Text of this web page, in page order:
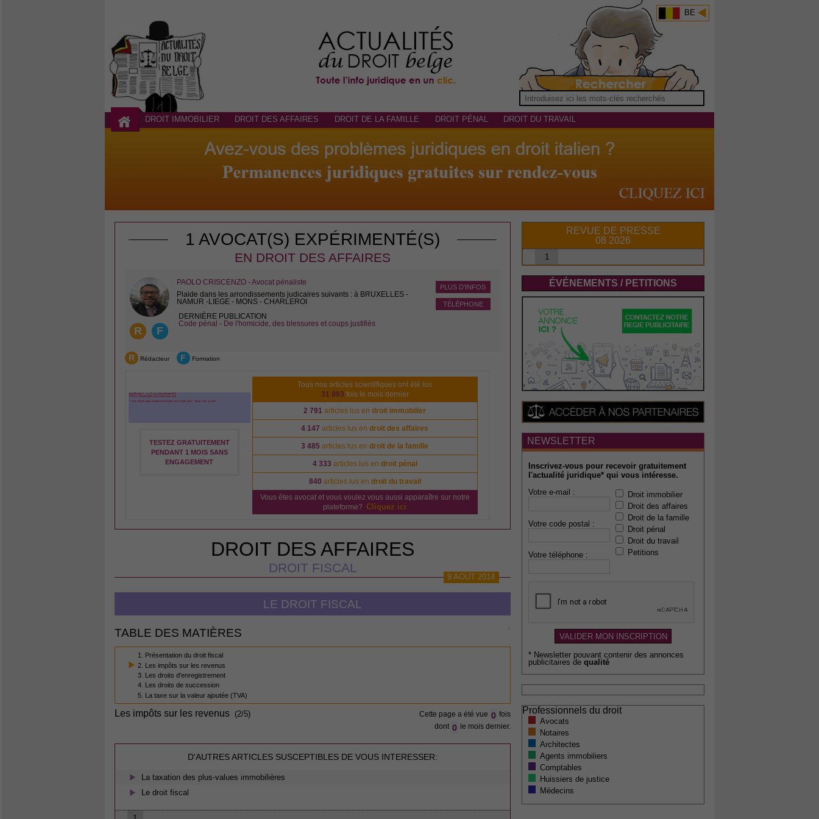
BE
DROIT IMMOBILIER DROIT DES AFFAIRES DROIT DE LA FAMILLE DROIT PÉNAL DROIT DU TRAVAIL
1 AVOCAT(S) EXPÉRIMENTÉ(S)
EN DROIT DES AFFAIRES
R F
PLUS D'INFOS
TÉLÉPHONE
PAOLO CRISCENZO - Avocat pénaliste
Plaide dans les arrondissements judicaires suivants : à BRUXELLES -
NAMUR -LIEGE - MONS - CHARLEROI
DERNIÈRE PUBLICATION
Code pénal - De l'homicide, des blessures et coups justifiés
R Rédacteur F Formation
TESTEZ GRATUITEMENT
PENDANT 1 MOIS SANS
ENGAGEMENT
Tous nos articles scientifiques ont été lus
31 993 fois le mois dernier
2 791 articles lus endroit immobilier
4 147 articles lus endroit des affaires
3 485 articles lus endroit de la famille
4 333 articles lus en droit pénal
840 articles lus en droit du travail
Vous êtes avocat et vous voulez vous aussi apparaître sur notre
plateforme? Cliquez ici
DROIT DES AFFAIRES
DROIT FISCAL
9 AOUT 2014
LE DROIT FISCAL
TABLE DES MATIÈRES
1. Présentation du droit fiscal
2. Les impôts sur les revenus
3. Les droits d'enregistrement
4. Les droits de succession
5. La taxe sur la valeur ajoutée (TVA)
Les impôts sur les revenus (2/5) Cette page a été vue 0 fois
dont 0 le mois dernier.
D'AUTRES ARTICLES SUSCEPTIBLES DE VOUS INTERESSER:
La taxation des plus-values immobilières
Le droit fiscal
REVUE DE PRESSE
08 2026
1
ÉVÉNEMENTS / PETITIONS
NEWSLETTER
Inscrivez-vous pour recevoir gratuitement
l'actualité juridique* qui vous intéresse.
Votre e-mail :
Votre code postal :
Votre téléphone :
Droit immobilier
Droit des affaires
Droit de la famille
Droit pénal
Droit du travail
Petitions
* Newsletter pouvant contenir des annonces
publicitaires de qualité
Professionnels du droit
Avocats
Notaires
Architectes
Agents immobiliers
Comptables
Huissiers de justice
Médecins